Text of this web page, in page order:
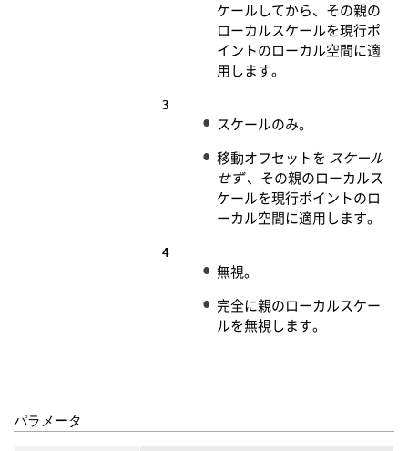
ケールしてから、その親の
ローカルスケールを現行ポ
イントのローカル空間に適
用します。
3
スケールのみ。
移動オフセットを スケール
せず、その親のローカルス
ケールを現行ポイントのロ
ーカル空間に適用します。
4
無視。
完全に親のローカルスケー
ルを無視します。
パラメータ